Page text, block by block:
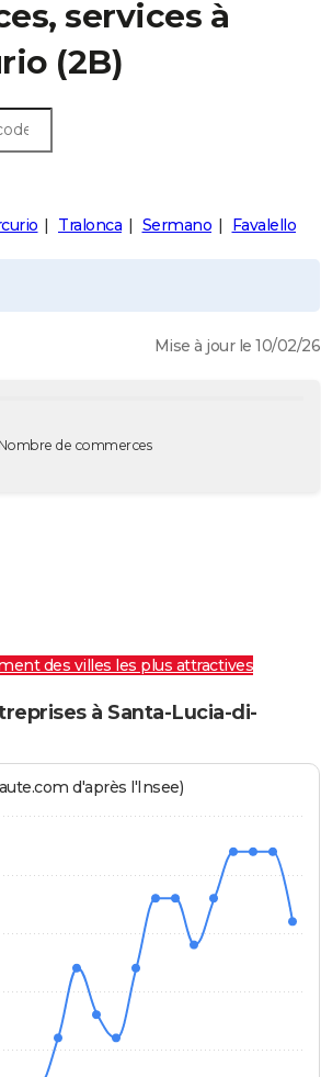
services à
(2B)
Tralonca Sermano Favalello
Mise à jour le 10/02/26
Nombre de commerces
des villes les plus attractives
à Santa-Lucia-di-
d'après l'Insee)